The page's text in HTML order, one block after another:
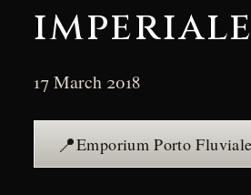
imperiale
17 March 2018
📍